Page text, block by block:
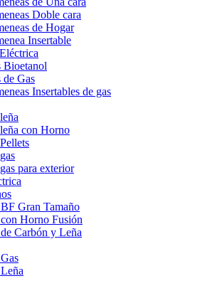
Doble cara
de Hogar
Insertable
Bioetanol
de Gas
Insertables de gas
con Horno
para exterior
Gran Tamaño
Horno Fusión
Carbón y Leña